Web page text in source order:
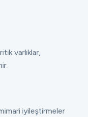
varlıklar,
iyileştirmeler